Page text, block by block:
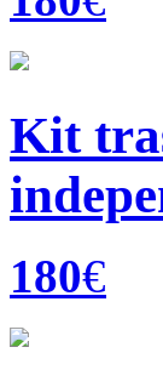
Kit
180€